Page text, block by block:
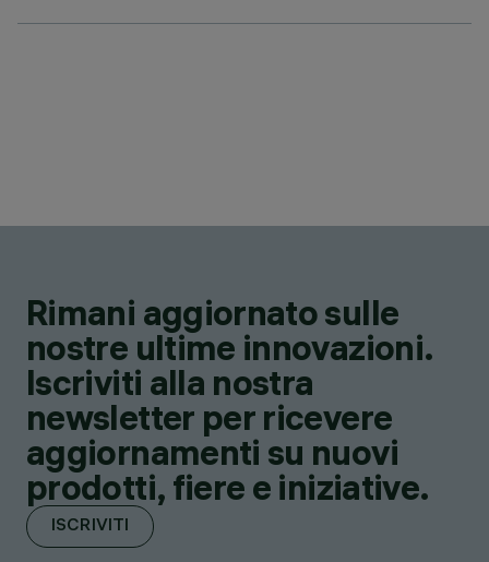
Rimani aggiornato sulle
nostre ultime innovazioni.
Iscriviti alla nostra
newsletter per ricevere
aggiornamenti su nuovi
prodotti, fiere e iniziative.
ISCRIVITI